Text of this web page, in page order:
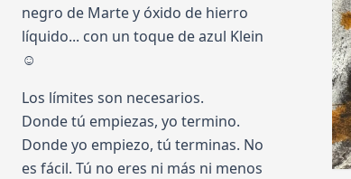
negro de Marte y óxido de hierro
líquido... con un toque de azul Klein
☺️
Los límites son necesarios.
Donde tú empiezas, yo termino.
Donde yo empiezo, tú terminas. No
es fácil. Tú no eres ni más ni menos